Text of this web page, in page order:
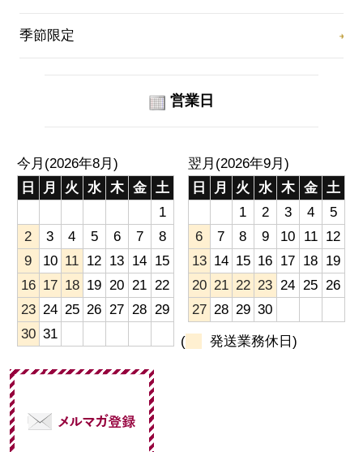
季節限定
営業日
今月(2026年8月)
日
月 火 水 木 金 土
1
2
3 4 5 6 7
8
9
10 11 12 13 14 15
16 17 18 19 20 21 22
23 24 25 26 27 28 29
30 31
翌月(2026年9月)
日
月 火 水 木 金
土
1
2 3 4
5
6
7 8 9 10 11
12
13 14 15 16 17 18 19
20 21 22 23 24 25 26
27 28 29 30
( 発送業務休日)